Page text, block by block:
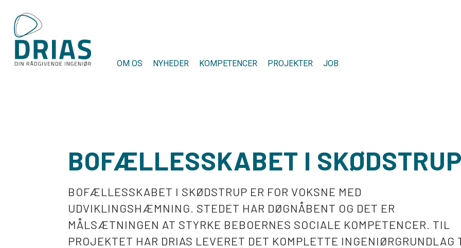
content
OM OS NYHEDER KOMPETENCER PROJEKTER JOB
BOFÆLLESSKABET I
BOFÆLLESSKABET I SKØDSTRUP ER FOR VOKSNE MED
UDVIKLINGSHÆMNING. STEDET HAR DØGNÅBENT OG DET ER
MÅLSÆTNINGEN AT STYRKE BEBOERNES SOCIALE KOMPETENCER. TIL
PROJEKTET HAR DRIAS LEVERET DET KOMPLETTE INGENIØRGRUNDLAG